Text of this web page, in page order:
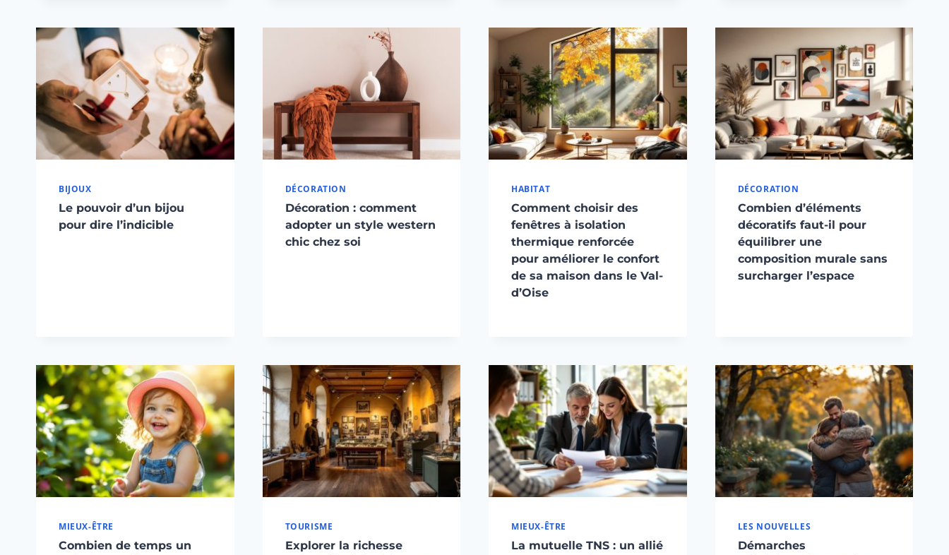
BIJOUX
Le pouvoir d’un bijou
pour dire l’indicible
DÉCORATION
Décoration : comment
adopter un style western
chic chez soi
HABITAT
Comment choisir des
fenêtres à isolation
thermique renforcée
pour améliorer le confort
de sa maison dans le Val-
d’Oise
DÉCORATION
Combien d’éléments
décoratifs faut-il pour
équilibrer une
composition murale sans
surcharger l’espace
MIEUX-ÊTRE
Combien de temps un
TOURISME
Explorer la richesse
MIEUX-ÊTRE
La mutuelle TNS : un allié
LES NOUVELLES
Démarches